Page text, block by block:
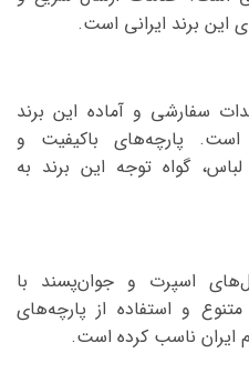
این برند ایرانی است.
تولیدات سفارشی و آماده این برند
پارچه‌های باکیفیت و
گواه توجه این برند به
اسپرت و جوان‌پسند با
و استفاده از پارچه‌های
ایران ناسب کرده است.